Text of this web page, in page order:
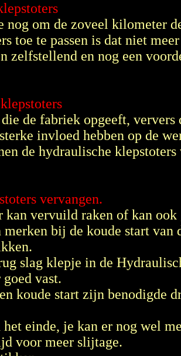
nog om de zoveel kilometer
toe te passen is dat niet
zelfstellend en nog een
de fabriek opgeeft,
invloed hebben op de
de hydraulische
vervangen.
kan vervuild raken of kan
bij de koude start van
slag klepje in de
vast.
koude start zijn benodigde
einde, je kan er nog wel
voor meer slijtage.